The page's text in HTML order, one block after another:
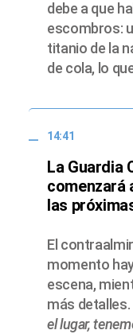
debe a que
escombros:
titanio de la
de cola, lo
14:41
La Guardia
comenzará
las
El
momento
escena,
más detalles.
el lugar,